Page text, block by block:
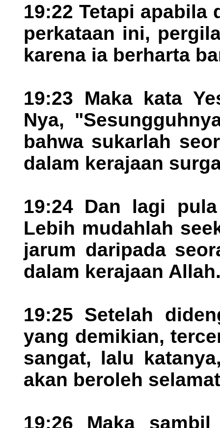
19:22 Tetapi apabila
perkataan ini,
karena ia berharta
19:23 Maka kata
Nya,
bahwa sukarlah
dalam kerajaan
19:24 Dan lagi
Lebih mudahlah
jarum daripada
dalam kerajaan
19:25 Setelah
yang demikian,
sangat, lalu
akan beroleh
19:26 Maka